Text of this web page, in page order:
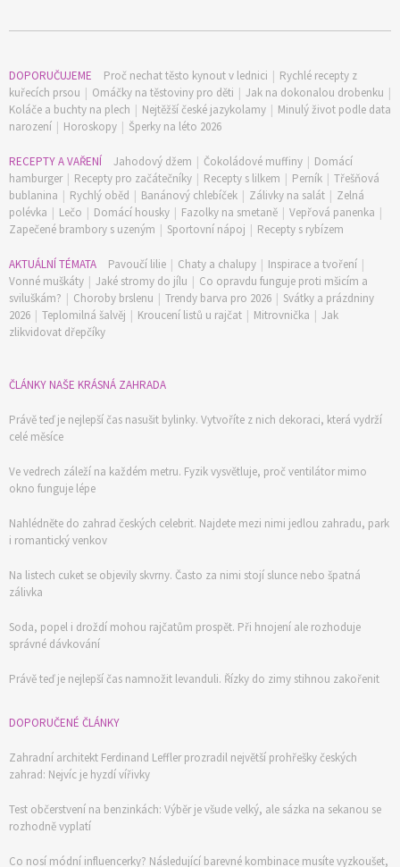
DOPORUČUJEME Proč nechat těsto kynout v lednici | Rychlé recepty z
kuřecích prsou | Omáčky na těstoviny pro děti | Jak na dokonalou drobenku |
Koláče a buchty na plech | Nejtěžší české jazykolamy | Minulý život podle data
narození | Horoskopy | Šperky na léto 2026
RECEPTY A VAŘENÍ Jahodový džem | Čokoládové muffiny | Domácí
hamburger | Recepty pro začátečníky | Recepty s lilkem | Perník | Třešňová
bublanina | Rychlý oběd | Banánový chlebíček | Zálivky na salát | Zelná
polévka | Lečo | Domácí housky | Fazolky na smetaně | Vepřová panenka |
Zapečené brambory s uzeným | Sportovní nápoj | Recepty s rybízem
AKTUÁLNÍ TÉMATA Pavoučí lilie | Chaty a chalupy | Inspirace a tvoření |
Vonné muškáty | Jaké stromy do jílu | Co opravdu funguje proti mšicím a
sviluškám? | Choroby brslenu | Trendy barva pro 2026 | Svátky a prázdniny
2026 | Teplomilná šalvěj | Kroucení listů u rajčat | Mitrovnička | Jak
zlikvidovat dřepčíky
ČLÁNKY NAŠE KRÁSNÁ ZAHRADA
Právě teď je nejlepší čas nasušit bylinky. Vytvoříte z nich dekoraci, která vydrží
celé měsíce
Ve vedrech záleží na každém metru. Fyzik vysvětluje, proč ventilátor mimo
okno funguje lépe
Nahlédněte do zahrad českých celebrit. Najdete mezi nimi jedlou zahradu, park
i romantický venkov
Na listech cuket se objevily skvrny. Často za nimi stojí slunce nebo špatná
zálivka
Soda, popel i droždí mohou rajčatům prospět. Při hnojení ale rozhoduje
správné dávkování
Právě teď je nejlepší čas namnožit levanduli. Řízky do zimy stihnou zakořenit
DOPORUČENÉ ČLÁNKY
Zahradní architekt Ferdinand Leffler prozradil největší prohřešky českých
zahrad: Nejvíc je hyzdí vířivky
Test občerstvení na benzinkách: Výběr je všude velký, ale sázka na sekanou se
rozhodně vyplatí
Co nosí módní influencerky? Následující barevné kombinace musíte vyzkoušet,